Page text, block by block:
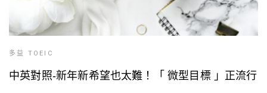
多益 TOEIC
中英對照-新年新希望也太難！「 微型目標 」正流行